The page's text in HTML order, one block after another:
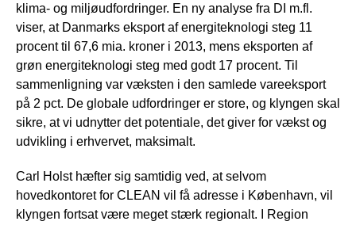
klima- og miljøudfordringer. En ny analyse fra DI m.fl.
viser, at Danmarks eksport af energiteknologi steg 11
procent til 67,6 mia. kroner i 2013, mens eksporten af
grøn energiteknologi steg med godt 17 procent. Til
sammenligning var væksten i den samlede vareeksport
på 2 pct. De globale udfordringer er store, og klyngen skal
sikre, at vi udnytter det potentiale, det giver for vækst og
udvikling i erhvervet, maksimalt.
Carl Holst hæfter sig samtidig ved, at selvom
hovedkontoret for CLEAN vil få adresse i København, vil
klyngen fortsat være meget stærk regionalt. I Region